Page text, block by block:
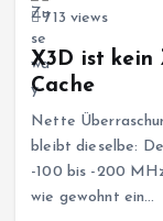
713 views
X3D ist kein
Cache
Nette
bleibt dieselbe:
-100 bis -200
wie gewohnt ein…